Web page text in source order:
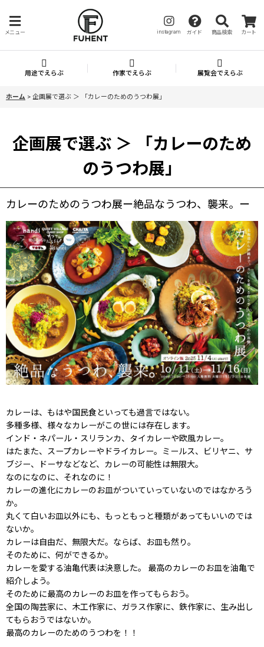
メニュー instagram ガイド 商品検索 カート
用途でえらぶ 作家でえらぶ 展覧会でえらぶ
ホーム > 企画展で選ぶ ＞ 「カレーのためのうつわ展」
企画展で選ぶ ＞ 「カレーのため
のうつわ展」
カレーのためのうつわ展ー絶品なうつわ、襲来。ー
カレーは、もはや国民食といっても過言ではない。
多種多様、様々なカレーがこの世には存在します。
インド・ネパール・スリランカ、タイカレーや欧風カレー。
はたまた、スープカレーやドライカレー。ミールス、ビリヤニ、サ
ブジー、ドーサなどなど、カレーの可能性は無限大。
なのになのに、それなのに！
カレーの進化にカレーのお皿がついていっていないのではなかろう
か。
丸くて白いお皿以外にも、もっともっと種類があってもいいのでは
ないか。
カレーは自由だ、無限大だ。ならば、お皿も然り。
そのために、何ができるか。
カレーを愛する油亀代表は決意した。 最高のカレーのお皿を油亀で
紹介しよう。
そのために最高のカレーのお皿を作ってもらおう。
全国の陶芸家に、木工作家に、ガラス作家に、鉄作家に、生み出し
てもらおうではないか。
最高のカレーのためのうつわを！！